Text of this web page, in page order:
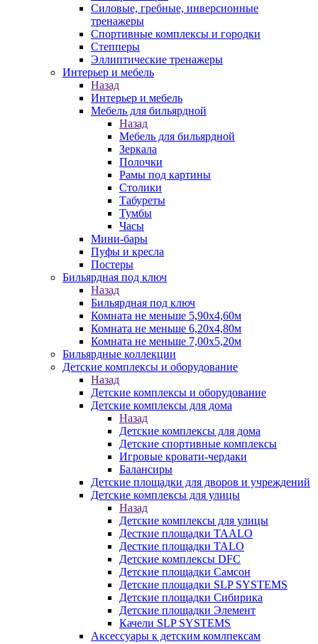
Силовые, гребные, инверсионные
тренажеры
Спортивные комплексы и городки
Степперы
Эллиптические тренажеры
Интерьер и мебель
Назад
Интерьер и мебель
Мебель для бильярдной
Назад
Мебель для бильярдной
Зеркала
Полочки
Рамы под картины
Столики
Табуреты
Тумбы
Часы
Мини-бары
Пуфы и кресла
Постеры
Бильярдная под ключ
Назад
Бильярдная под ключ
Комната не меньше 5,90х4,60м
Комната не меньше 6,20х4,80м
Комната не меньше 7,00х5,20м
Бильярдные коллекции
Детские комплексы и оборудование
Назад
Детские комплексы и оборудование
Детские комплексы для дома
Назад
Детские комплексы для дома
Детские спортивные комплексы
Игровые кровати-чердаки
Балансиры
Детские площадки для дворов и учреждений
Детские комплексы для улицы
Назад
Детские комплексы для улицы
Десткие площадки TAALO
Десткие площадки TALO
Детские комплексы DFC
Детские площадки Самсон
Детские площадки SLP SYSTEMS
Детские площадки Сибирика
Детские площадки Элемент
Качели SLP SYSTEMS
Аксессуары к детским комлпексам